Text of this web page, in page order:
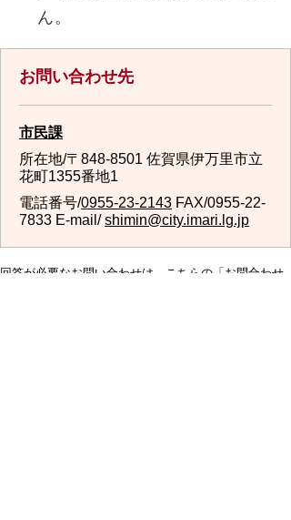
ん。
お問い合わせ先
市民課
所在地/〒848-8501 佐賀県伊万里市立
花町1355番地1
電話番号/0955-23-2143 FAX/0955-22-
7833 E-mail/shimin@city.imari.lg.jp
回答が必要なお問い合わせは、こちらの「お問合わせ